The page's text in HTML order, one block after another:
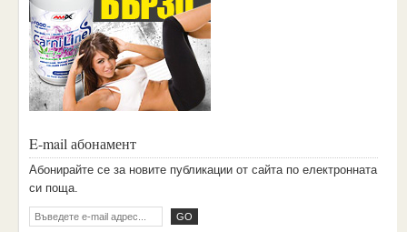
E-mail абонамент
Aбoниpaйтe ce зa нoвитe пyбликaции oт caйтa пo eлeктpoннaтa
cи пoщa.